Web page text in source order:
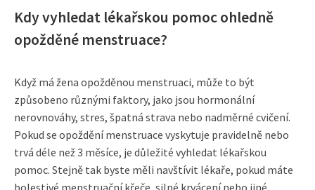
Kdy vyhledat lékařskou pomoc ohledně
opožděné menstruace?
Když má žena opožděnou menstruaci, může to být
způsobeno různými faktory, jako jsou hormonální
nerovnováhy, stres, špatná strava nebo nadměrné cvičení.
Pokud se opoždění menstruace vyskytuje pravidelně nebo
trvá déle než 3 měsíce, je důležité vyhledat lékařskou
pomoc. Stejně tak byste měli navštívit lékaře, pokud máte
bolestivé menstruační křeče, silné krvácení nebo jiné